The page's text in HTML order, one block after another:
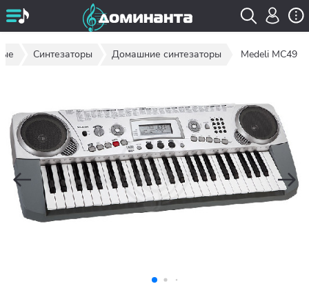
Синтезаторы Домашние синтезаторы Medeli MC49